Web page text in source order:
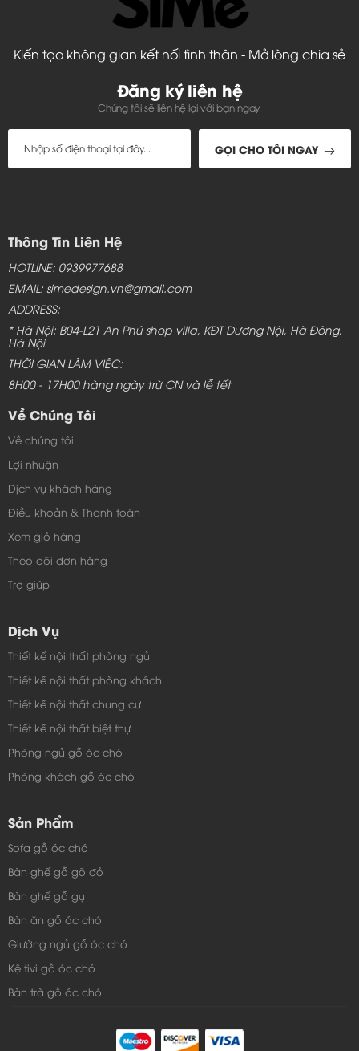
Kiến tạo không gian kết nối tình thân - Mở lòng chia sẻ
Đăng ký liên hệ
Chúng tôi sẽ liên hệ lại với bạn ngay.
GỌI CHO TÔI NGAY
Thông Tin Liên Hệ
HOTLINE: 0939977688
EMAIL: simedesign.vn@gmail.com
ADDRESS:
* Hà Nội: B04-L21 An Phú shop villa, KĐT Dương Nội, Hà Đông,
Hà Nội
THỜI GIAN LÀM VIỆC:
8H00 - 17H00 hàng ngày trừ CN và lễ tết
Về Chúng Tôi
Về chúng tôi
Lợi nhuận
Dịch vụ khách hàng
Điều khoản & Thanh toán
Xem giỏ hàng
Theo dõi đơn hàng
Trợ giúp
Dịch Vụ
Thiết kế nội thất phòng ngủ
Thiết kế nội thất phòng khách
Thiết kế nội thất chung cư
Thiết kế nội thất biệt thự
Phòng ngủ gỗ óc chó
Phòng khách gỗ óc chó
Sản Phẩm
Sofa gỗ óc chó
Bàn ghế gỗ gõ đỏ
Bàn ghế gỗ gụ
Bàn ăn gỗ óc chó
Giường ngủ gỗ óc chó
Kệ tivi gỗ óc chó
Bàn trà gỗ óc chó